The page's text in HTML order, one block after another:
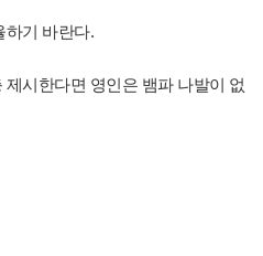
하기 바란다.
시한다면 영인은 뱀파 나발이 없